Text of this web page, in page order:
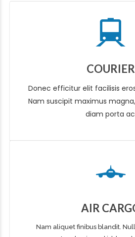
COURIER
Donec efficitur elit facilisis
Nam suscipit maximus
diam porta
AIR
Nam aliquet finibus blandit.